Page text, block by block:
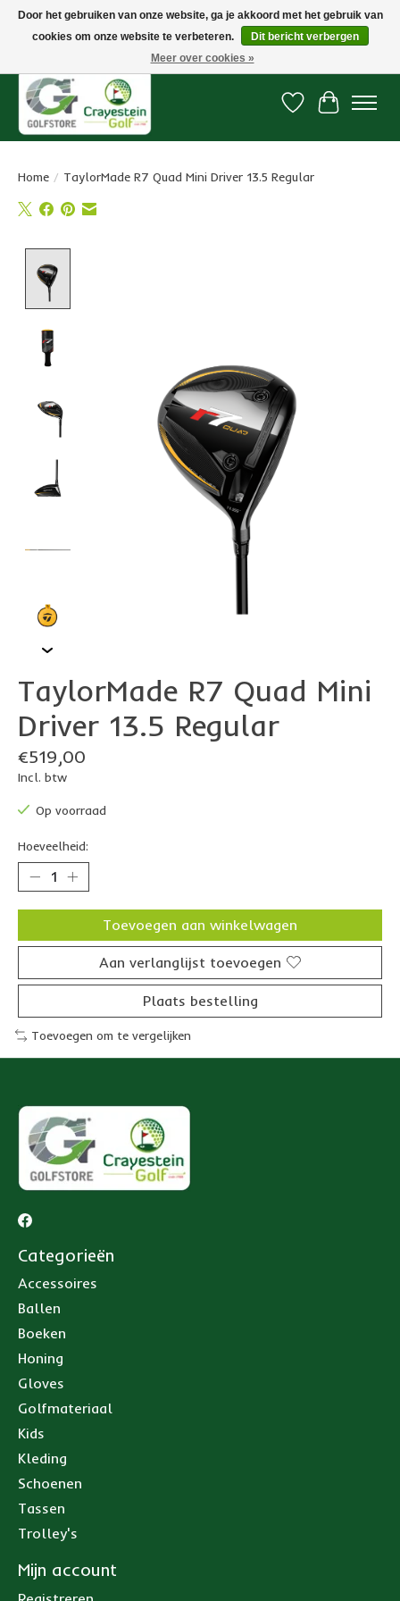
Snelle levering, gratis vanaf € 100. Onze oncourse Golfshop in Dordrecht is
Verlanglijst
Home / TaylorMade R7 Quad Mini Driver 13.5 Regular
TaylorMade R7 Quad Mini
Driver 13.5 Regular
€519,00
Incl. btw
Op voorraad
Hoeveelheid:
Toevoegen aan winkelwagen
Aan verlanglijst toevoegen
Plaats bestelling
Toevoegen om te vergelijken
Categorieën
Accessoires
Ballen
Boeken
Honing
Gloves
Golfmateriaal
Kids
Kleding
Schoenen
Tassen
Trolley's
Mijn account
Door het gebruiken van onze website, ga je akkoord met het gebruik van
cookies om onze website te verbeteren.
Dit bericht verbergen
Meer over cookies »